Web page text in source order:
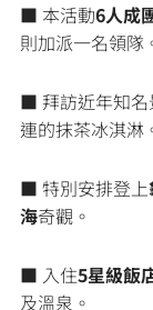
■ 本活動6人成
則加派一名領隊
■ 拜訪近年知名
連的抹茶冰淇淋
■ 特別安排登上
海奇觀。
■ 入住5星級飯
及溫泉。